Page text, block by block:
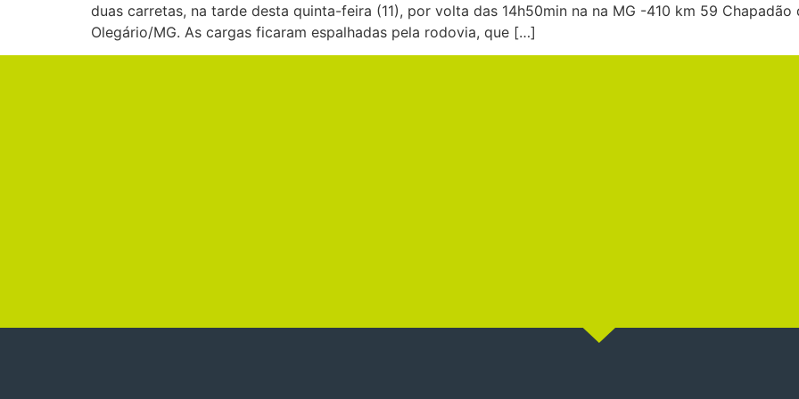
duas carretas, na tarde desta quinta-feira (11), por volta das 14h50min na na MG -410 km 59
Olegário/MG. As cargas ficaram espalhadas pela rodovia, que […]